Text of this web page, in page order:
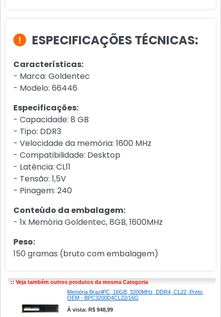
ESPECIFICAÇÕES TÉCNICAS:
Características:
- Marca: Goldentec
- Modelo: 66446
Especificações:
- Capacidade: 8 GB
- Tipo: DDR3
- Velocidade da memória: 1600 MHz
- Compatibilidade: Desktop
- Latência: CL11
- Tensão: 1,5V
- Pinagem: 240
Conteúdo da embalagem:
- 1x Memória Goldentec, 8GB, 1600MHz
Peso:
150 gramas (bruto com embalagem)
:: Veja também outros produtos da mesma Categoria
Memória BrazilPC, 16GB, 3200MHz, DDR4, CL22, Preto,
OEM - BPC3200D4CL22/16G
À vista: R$ 948,99